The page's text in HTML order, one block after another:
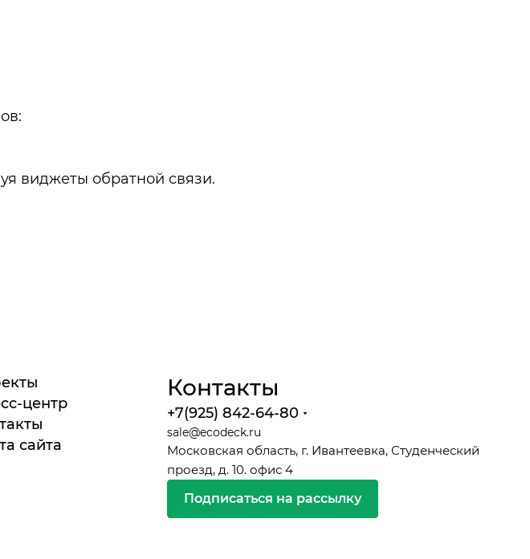
виджеты обратной связи.
центр
сайта
Контакты
+7(925) 842-64-80
sale@ecodeck.ru
Московская область, г. Ивантеевка, Студенческий
проезд, д. 10. офис 4
Подписаться на рассылку